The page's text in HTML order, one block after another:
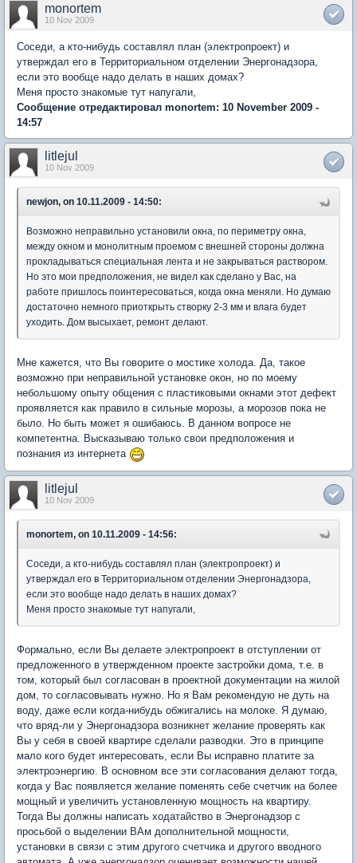
monortem
10 Nov 2009
Соседи, а кто-нибудь составлял план (электропроект) и
утверждал его в Территориальном отделении Энергонадзора,
если это вообще надо делать в наших домах?
Меня просто знакомые тут напугали,
Сообщение отредактировал monortem: 10 November 2009 -
14:57
litlejul
10 Nov 2009
newjon, on 10.11.2009 - 14:50:
Возможно неправильно установили окна, по периметру окна,
между окном и монолитным проемом с внешней стороны должна
прокладываться специальная лента и не закрываться раствором.
Но это мои предположения, не видел как сделано у Вас, на
работе пришлось поинтересоваться, когда окна меняли. Но думаю
достаточно немного приоткрыть створку 2-3 мм и влага будет
уходить. Дом высыхает, ремонт делают.
Мне кажется, что Вы говорите о мостике холода. Да, такое
возможно при неправильной установке окон, но по моему
небольшому опыту общения с пластиковыми окнами этот дефект
проявляется как правило в сильные морозы, а морозов пока не
было. Но быть может я ошибаюсь. В данном вопросе не
компетентна. Высказываю только свои предположения и
познания из интернета
litlejul
10 Nov 2009
monortem, on 10.11.2009 - 14:56:
Соседи, а кто-нибудь составлял план (электропроект) и
утверждал его в Территориальном отделении Энергонадзора,
если это вообще надо делать в наших домах?
Меня просто знакомые тут напугали,
Формально, если Вы делаете электропроект в отступлении от
предложенного в утвержденном проекте застройки дома, т.е. в
том, который был согласован в проектной документации на жилой
дом, то согласовывать нужно. Но я Вам рекомендую не дуть на
воду, даже если когда-нибудь обжигались на молоке. Я думаю,
что вряд-ли у Энергонадзора возникнет желание проверять как
Вы у себя в своей квартире сделали разводки. Это в принципе
мало кого будет интересовать, если Вы исправно платите за
электроэнергию. В основном все эти согласования делают тогда,
когда у Вас появляется желание поменять себе счетчик на более
мощный и увеличить установленную мощность на квартиру.
Тогда Вы должны написать ходатайство в Энергонадзор с
просьбой о выделении ВАм дополнительной мощности,
установки в связи с этим другого счетчика и другого вводного